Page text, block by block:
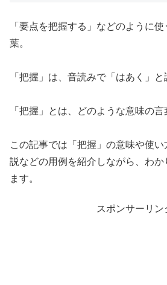
「要点を把握する」などのように
葉。
「把握」は、音読みで「はあく」と
「把握」とは、どのような意味の言
この記事では「把握」の意味や使
説などの用例を紹介しながら、わか
ます。
スポンサーリン